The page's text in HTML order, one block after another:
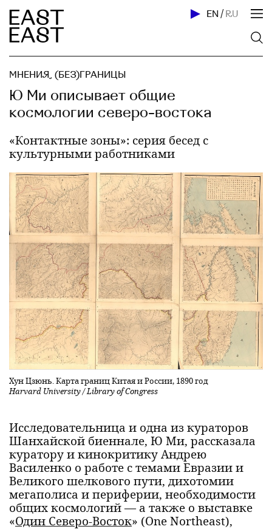
EN / RU
МНЕНИЯ, (БЕЗ)ГРАНИЦЫ
Ю Ми описывает общие
космологии северо-востока
«Контактные зоны»: серия бесед с
культурными работниками
Хун Цзюнь. Карта границ Китая и России, 1890 год
Harvard University / Library of Congress
Исследовательница и одна из кураторов
Шанхайской биеннале, Ю Ми, рассказала
куратору и кинокритику Андрею
Василенко о работе с темами Евразии и
Великого шелкового пути, дихотомии
мегаполиса и периферии, необходимости
общих космологий — а также о выставке
«Один Северо-Восток» (One Northeast),